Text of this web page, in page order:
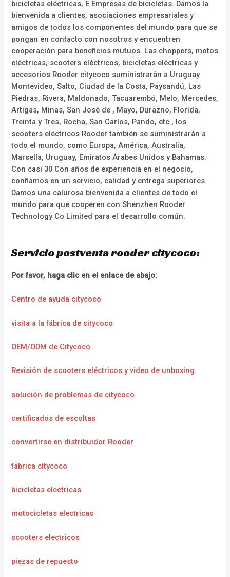
bicicletas eléctricas, E Empresas de bicicletas. Damos la
bienvenida a clientes, asociaciones empresariales y
amigos de todos los componentes del mundo para que se
pongan en contacto con nosotros y encuentren
cooperación para beneficios mutuos. Las choppers, motos
eléctricas, scooters eléctricos, bicicletas eléctricas y
accesorios Rooder citycoco suministrarán a Uruguay
Montevideo, Salto, Ciudad de la Costa, Paysandú, Las
Piedras, Rivera, Maldonado, Tacuarembó, Melo, Mercedes,
Artigas, Minas, San José de , Mayo, Durazno, Florida,
Treinta y Tres, Rocha, San Carlos, Pando, etc., los
scooters eléctricos Rooder también se suministrarán a
todo el mundo, como Europa, América, Australia,
Marsella, Uruguay, Emiratos Árabes Unidos y Bahamas.
Con casi 30 Con años de experiencia en el negocio,
confiamos en un servicio, calidad y entrega superiores.
Damos una calurosa bienvenida a clientes de todo el
mundo para que cooperen con Shenzhen Rooder
Technology Co Limited para el desarrollo común.
Servicio postventa rooder citycoco:
Por favor, haga clic en el enlace de abajo:
Centro de ayuda citycoco
visita a la fábrica de citycoco
OEM/ODM de Citycoco
Revisión de scooters eléctricos y video de unboxing.
solución de problemas de citycoco
certificados de escoltas
convertirse en distribuidor Rooder
fábrica citycoco
bicicletas electricas
motocicletas electricas
scooters electricos
piezas de repuesto